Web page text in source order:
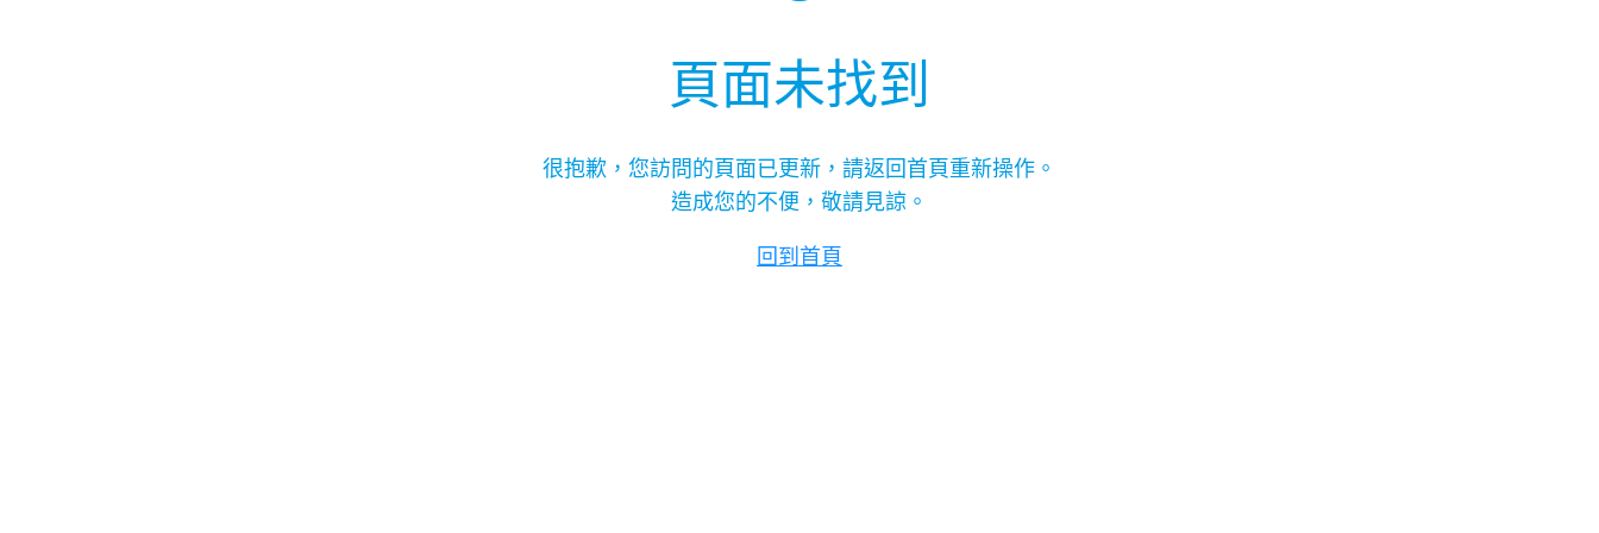
頁面未找到
很抱歉，您訪問的頁面已更新，請返回首頁重新操作。
造成您的不便，敬請見諒。
回到首頁